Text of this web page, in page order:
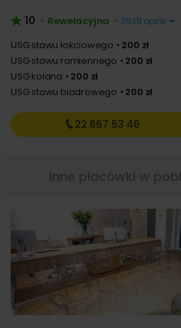
10 • Rewelacyjna • 3938 opinii
USG stawu łokciowego
200 zł
USG stawu ramiennego
200 zł
USG kolana
200 zł
USG stawu biodrowego
200 zł
22 667 53 46